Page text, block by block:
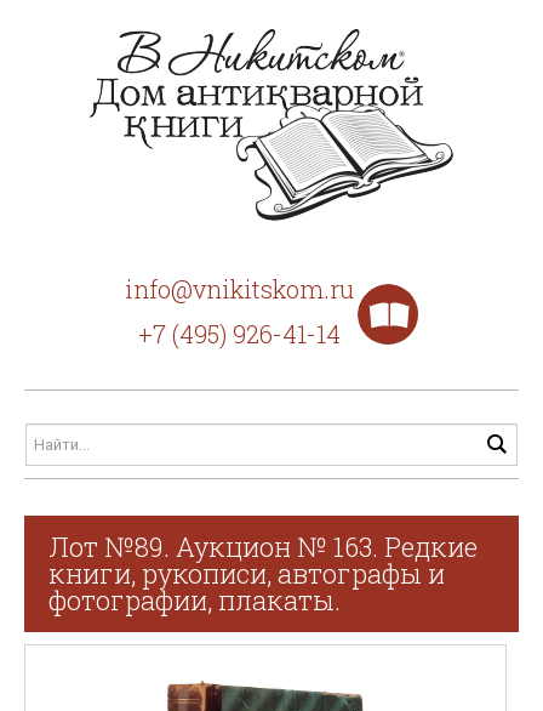
info@vnikitskom.ru
+7 (495) 926-41-14
Лот №89. Аукцион № 163. Редкие
книги, рукописи, автографы и
фотографии, плакаты.